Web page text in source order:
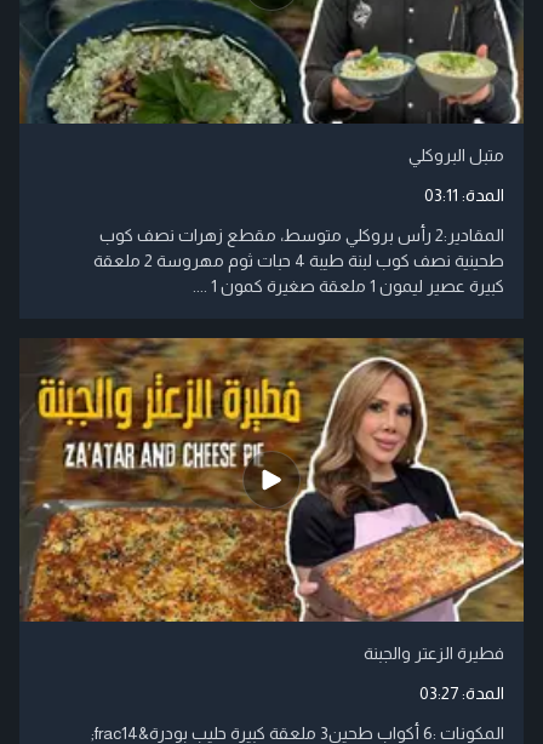
متبل البروكلي
المدة: 03:11
المقادير:2 رأس بروكلي متوسط، مقطع زهرات نصف كوب
طحينية نصف كوب لبنة طيبة 4 حبات ثوم مهروسة 2 ملعقة
كبيرة عصير ليمون 1 ملعقة صغيرة كمون 1 ....
فطيرة الزعتر والجبنة
المدة:03:27
المكونات :6 أكواب طحين3 ملعقة كبيرة حليب بودرة&frac14;